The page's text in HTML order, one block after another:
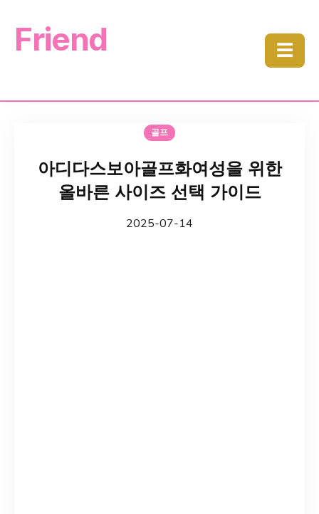
Friend ☰
골프
아디다스보아골프화여성을 위한
올바른 사이즈 선택 가이드
2025-07-14